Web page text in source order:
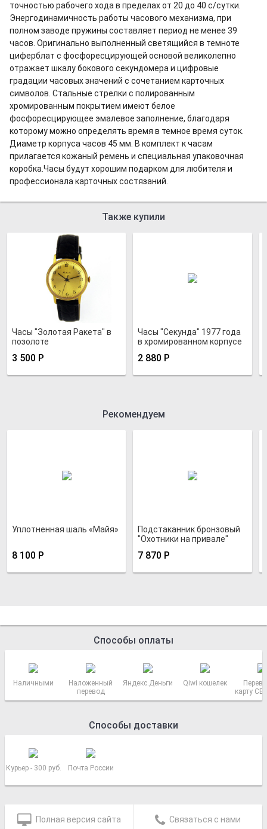
точностью рабочего хода в пределах от 20 до 40 с/сутки.
Энергодинамичность работы часового механизма, при
полном заводе пружины составляет период не менее 39
часов. Оригинально выполненный светящийся в темноте
циферблат с фосфоресцирующей основой великолепно
отражает шкалу бокового секундомера и цифровые
градации часовых значений с сочетанием карточных
символов. Стальные стрелки с полированным
хромированным покрытием имеют белое
фосфоресцирующее эмалевое заполнение, благодаря
которому можно определять время в темное время суток.
Диаметр корпуса часов 45 мм. В комплект к часам
прилагается кожаный ремень и специальная упаковочная
коробка.Часы будут хорошим подарком для любителя и
профессионала карточных состязаний.
Также купили
Часы "Золотая Ракета" в
позолоте
3 500 Р
Часы "Секунда" 1977 года
в хромированном корпусе
2 880 Р
Рекомендуем
Уплотненная шаль «Майя»
8 100 Р
Подстаканник бронзовый
"Охотники на привале"
7 870 Р
Способы оплаты
Наличными
Наложенный
перевод
Яндекс.Деньги Qiwi кошелек
карту
Способы доставки
Курьер - 300 руб. Почта России
Полная версия сайта Связаться с нами